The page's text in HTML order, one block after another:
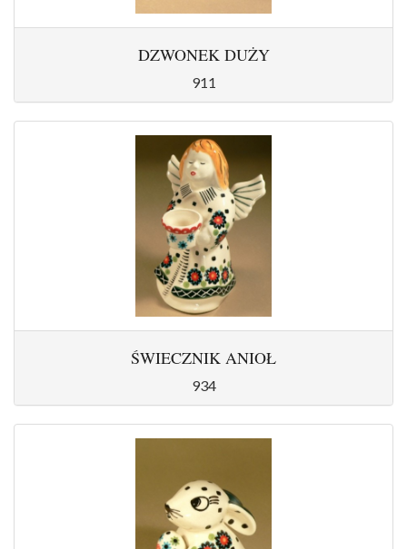
DZWONEK DUŻY
911
ŚWIECZNIK ANIOŁ
934